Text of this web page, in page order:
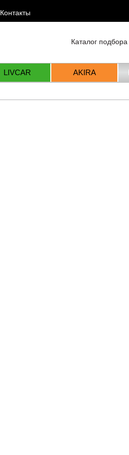
Контакты
Каталог подбора
LIVCAR AKIRA